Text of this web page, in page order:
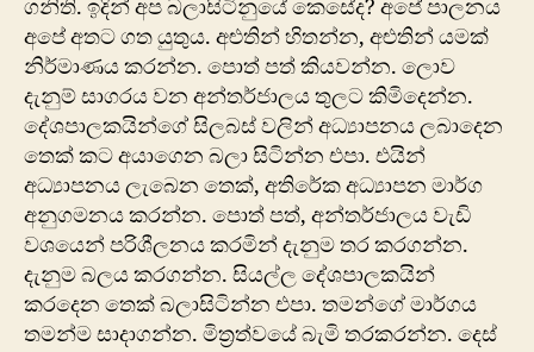
ගනිති. ඉදින් අප බලාසිටිනුයේ කෙසේද? අපේ පාලනය
අපේ අතට ගත යුතුය. අළුතින් හිතන්න, අළුතින් යමක්
නිර්මාණය කරන්න. පොත් පත් කියවන්න. ලොව
දැනුම් සාගරය වන අන්තර්ජාලය තුලට කිමිදෙන්න.
දේශපාලකයින්ගේ සිලබස් වලින් අධ්‍යාපනය ලබාදෙන
තෙක් කට අයාගෙන බලා සිටින්න එපා. එයින්
අධ්‍යාපනය ලැබෙන තෙක්, අතිරේක අධ්‍යාපන මාර්ග
අනුගමනය කරන්න. පොත් පත්, අන්තර්ජාලය වැඩි
වශයෙන් පරිශීලනය කරමින් දැනුම තර කරගන්න.
දැනුම බලය කරගන්න. සියල්ල දේශපාලකයින්
කරදෙන තෙක් බලාසිටින්න එපා. තමන්ගේ මාර්ගය
තමන්ම සාදාගන්න. මිත්‍රත්වයේ බැමි තරකරන්න. දෙස්